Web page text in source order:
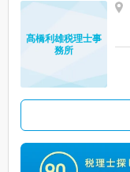
髙橋利雄税理士事
務所